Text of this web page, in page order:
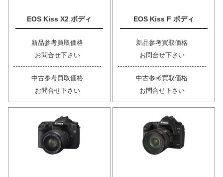
EOS Kiss X2 ボディ
新品参考買取価格
お問合せ下さい
中古参考買取価格
お問合せ下さい
EOS Kiss F ボディ
新品参考買取価格
お問合せ下さい
中古参考買取価格
お問合せ下さい